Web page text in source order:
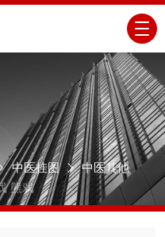
中医挂图
中医其他
熊戏